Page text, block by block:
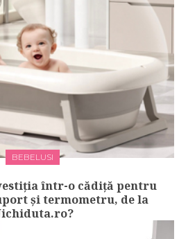
BEBELUSI
într-o cădiță pentru
și termometru, de la